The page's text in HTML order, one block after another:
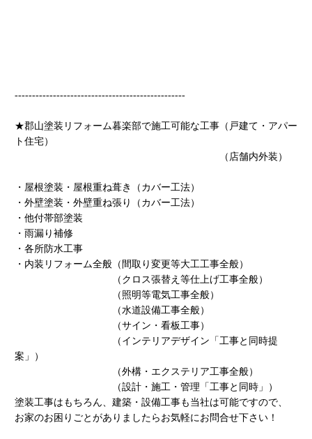
-------------------------------------------------
★郡山塗装リフォーム暮楽部で施工可能な工事（戸建て・アパー
ト住宅）
（店舗内外装）
・屋根塗装・屋根重ね葺き（カバー工法）
・外壁塗装・外壁重ね張り（カバー工法）
・他付帯部塗装
・雨漏り補修
・各所防水工事
・内装リフォーム全般（間取り変更等大工工事全般）
（クロス張替え等仕上げ工事全般）
（照明等電気工事全般）
（水道設備工事全般）
（サイン・看板工事）
（インテリアデザイン「工事と同時提
案」）
（外構・エクステリア工事全般）
（設計・施工・管理「工事と同時」）
塗装工事はもちろん、建築・設備工事も当社は可能ですので、
お家のお困りごとがありましたらお気軽にお問合せ下さい！